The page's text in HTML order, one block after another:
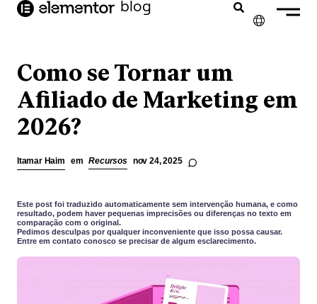
conteúdo
blog
FRANÇAIS
ITALIANO
Como se Tornar um
Afiliado de Marketing em
2026?
Itamar Haim em Recursos nov 24, 2025
Este post foi traduzido automaticamente sem intervenção humana, e como
resultado, podem haver pequenas imprecisões ou diferenças no texto em
comparação com o original.
Pedimos desculpas por qualquer inconveniente que isso possa causar.
Entre em contato conosco se precisar de algum esclarecimento.